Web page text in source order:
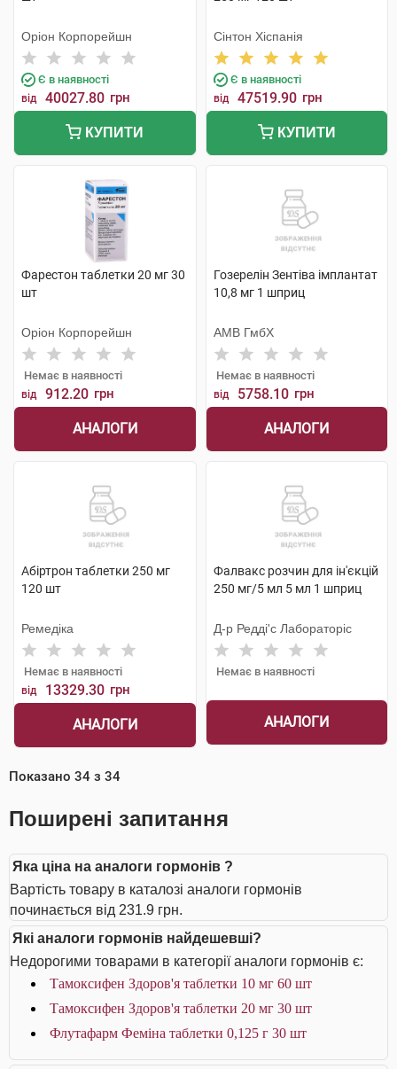
Оріон Корпорейшн
Є в наявності
від 40027.80 грн
КУПИТИ
Сінтон Хіспанія
Є в наявності
від 47519.90 грн
КУПИТИ
Фарестон таблетки 20 мг 30
шт
Оріон Корпорейшн
Немає в наявності
від 912.20 грн
АНАЛОГИ
Гозерелін Зентіва імплантат
10,8 мг 1 шприц
АМВ ГмбХ
Немає в наявності
від 5758.10 грн
АНАЛОГИ
Абіртрон таблетки 250 мг
120 шт
Ремедіка
Немає в наявності
від 13329.30 грн
АНАЛОГИ
Фалвакс розчин для ін'єкцій
250 мг/5 мл 5 мл 1 шприц
Д-р Редді'с Лабораторіс
Немає в наявності
АНАЛОГИ
Показано 34 з 34
Поширені запитання
Яка ціна на аналоги гормонів ?
Вартість товару в каталозі аналоги гормонів
починається від 231.9 грн.
Які аналоги гормонів найдешевші?
Недорогими товарами в категорії аналоги гормонів є:
Тамоксифен Здоров'я таблетки 10 мг 60 шт
Тамоксифен Здоров'я таблетки 20 мг 30 шт
Флутафарм Феміна таблетки 0,125 г 30 шт